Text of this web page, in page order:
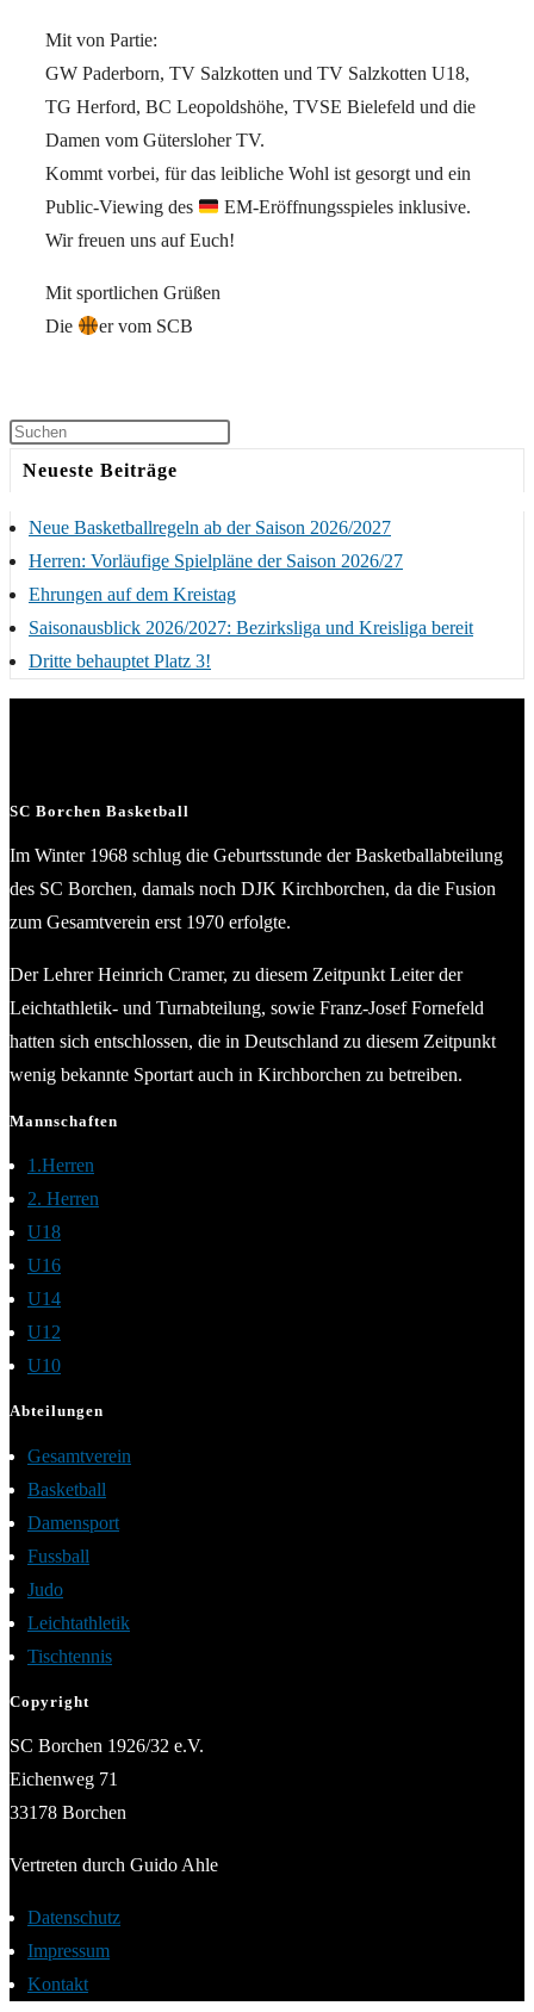
Mit von Partie:
GW Paderborn, TV Salzkotten und TV Salzkotten U18,
TG Herford, BC Leopoldshöhe, TVSE Bielefeld und die
Damen vom Gütersloher TV.
Kommt vorbei, für das leibliche Wohl ist gesorgt und ein
Public-Viewing des
EM-Eröffnungsspieles inklusive.
Wir freuen uns auf Euch!
Mit sportlichen Grüßen
Die
er vom SCB
Neueste Beiträge
Neue Basketballregeln ab der Saison 2026/2027
Herren: Vorläufige Spielpläne der Saison 2026/27
Ehrungen auf dem Kreistag
Saisonausblick 2026/2027: Bezirksliga und Kreisliga bereit
Dritte behauptet Platz 3!
SC Borchen Basketball
Im Winter 1968 schlug die Geburtsstunde der Basketballabteilung
des SC Borchen, damals noch DJK Kirchborchen, da die Fusion
zum Gesamtverein erst 1970 erfolgte.
Der Lehrer Heinrich Cramer, zu diesem Zeitpunkt Leiter der
Leichtathletik- und Turnabteilung, sowie Franz-Josef Fornefeld
hatten sich entschlossen, die in Deutschland zu diesem Zeitpunkt
wenig bekannte Sportart auch in Kirchborchen zu betreiben.
Mannschaften
1.Herren
2. Herren
U18
U16
U14
U12
U10
Abteilungen
Gesamtverein
Basketball
Damensport
Fussball
Judo
Leichtathletik
Tischtennis
Copyright
SC Borchen 1926/32 e.V.
Eichenweg 71
33178 Borchen
Vertreten durch Guido Ahle
Datenschutz
Impressum
Kontakt